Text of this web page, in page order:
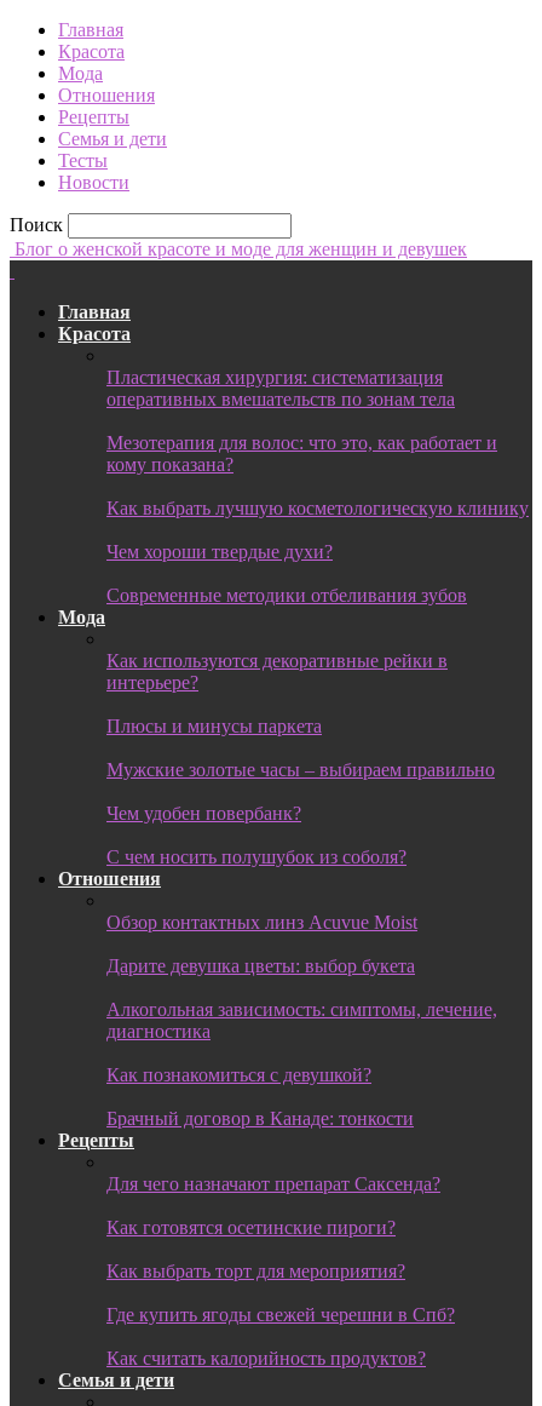
Главная
Красота
Мода
Отношения
Рецепты
Семья и дети
Тесты
Новости
Поиск
Блог о женской красоте и моде для женщин и девушек
Главная
Красота
Пластическая хирургия: систематизация
оперативных вмешательств по зонам тела
Мезотерапия для волос: что это, как работает и
кому показана?
Как выбрать лучшую косметологическую клинику
Чем хороши твердые духи?
Современные методики отбеливания зубов
Мода
Как используются декоративные рейки в
интерьере?
Плюсы и минусы паркета
Мужские золотые часы – выбираем правильно
Чем удобен повербанк?
С чем носить полушубок из соболя?
Отношения
Обзор контактных линз Acuvue Moist
Дарите девушка цветы: выбор букета
Алкогольная зависимость: симптомы, лечение,
диагностика
Как познакомиться с девушкой?
Брачный договор в Канаде: тонкости
Рецепты
Для чего назначают препарат Саксенда?
Как готовятся осетинские пироги?
Как выбрать торт для мероприятия?
Где купить ягоды свежей черешни в Спб?
Как считать калорийность продуктов?
Семья и дети